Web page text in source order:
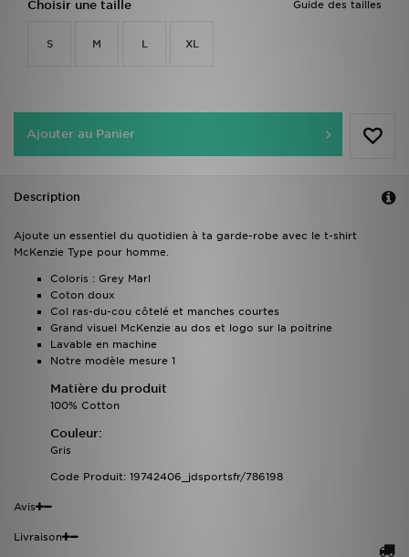
Guide des tailles
Choisir une taille
S M L XL
Ajouter au Panier
Description
Ajoute un essentiel du quotidien à ta garde-robe avec le t-shirt
McKenzie Type pour homme.
Coloris : Grey Marl
Coton doux
Col ras-du-cou côtelé et manches courtes
Grand visuel McKenzie au dos et logo sur la poitrine
Lavable en machine
Notre modèle mesure 1
Matière du produit
100% Cotton
Couleur:
Gris
Code Produit: 19742406_jdsportsfr/786198
Avis
Livraison